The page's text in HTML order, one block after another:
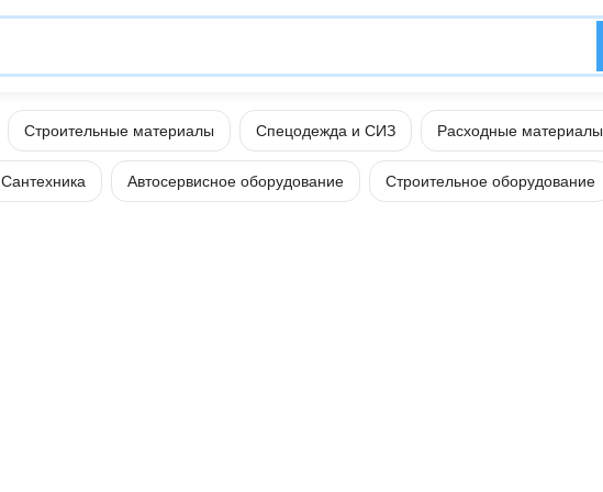
Строительные материалы Спецодежда и СИЗ Расходные материалы
Сантехника Автосервисное оборудование Строительное оборудование